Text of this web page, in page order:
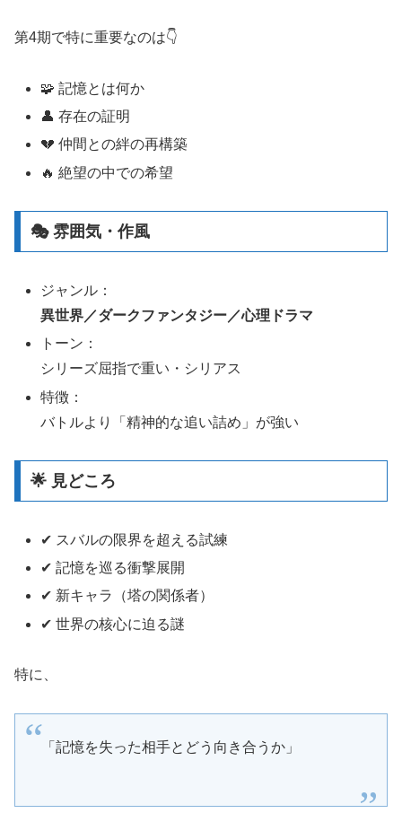
第4期で特に重要なのは👇
🧩 記憶とは何か
👤 存在の証明
💔 仲間との絆の再構築
🔥 絶望の中での希望
🎭 雰囲気・作風
ジャンル：
異世界／ダークファンタジー／心理ドラマ
トーン：
シリーズ屈指で重い・シリアス
特徴：
バトルより「精神的な追い詰め」が強い
🌟 見どころ
✔ スバルの限界を超える試練
✔ 記憶を巡る衝撃展開
✔ 新キャラ（塔の関係者）
✔ 世界の核心に迫る謎
特に、
「記憶を失った相手とどう向き合うか」